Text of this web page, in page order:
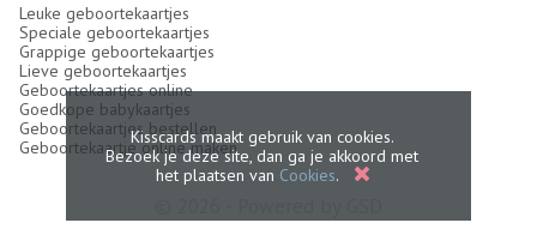
Leuke geboortekaartjes
Speciale geboortekaartjes
Grappige geboortekaartjes
Lieve geboortekaartjes
Geboortekaartjes online
Goedkope babykaartjes
Geboortekaartjes bestellen
Geboortekaartje online makenKisscards maakt gebruik van cookies.
Bezoek je deze site, dan ga je akkoord met
het plaatsen van Cookies.